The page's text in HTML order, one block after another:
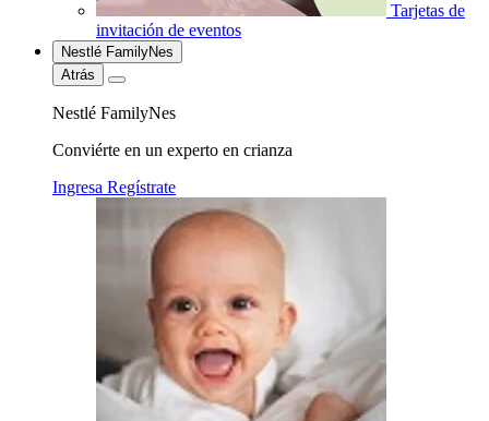
Tarjetas de
invitación de eventos
Nestlé FamilyNes
Atrás
Nestlé FamilyNes
Conviérte en un experto en crianza
Ingresa Regístrate